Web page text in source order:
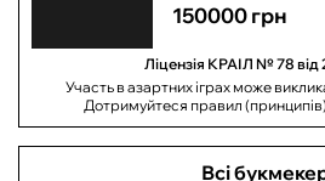
150000 грн
Ліцензія КРАІЛ № 78 від
Участь в азартних іграх може
Дотримуйтеся правил (принципів)
Всі